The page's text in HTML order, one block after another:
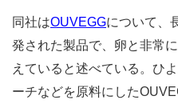
同社はOUVEGGについて、
発された製品で、卵と非常
えていると述べている。ひ
ーチなどを原料にした